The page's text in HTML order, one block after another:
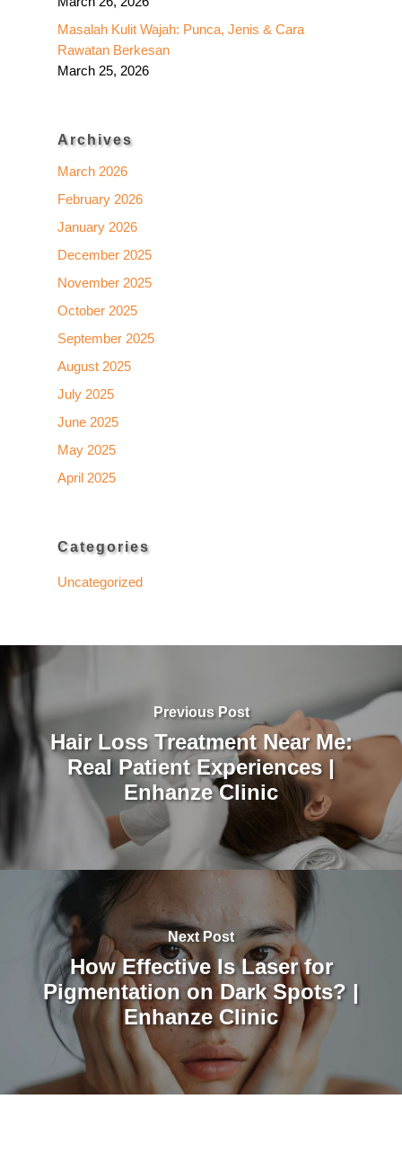
Masalah Kulit Wajah: Punca, Jenis & Cara
Rawatan Berkesan
March 25, 2026
Archives
March 2026
February 2026
January 2026
December 2025
November 2025
October 2025
September 2025
August 2025
July 2025
June 2025
May 2025
April 2025
Categories
Uncategorized
Previous Post
Hair Loss Treatment Near Me:
Real Patient Experiences |
Enhanze Clinic
Next Post
How Effective Is Laser for
Pigmentation on Dark Spots? |
Enhanze Clinic